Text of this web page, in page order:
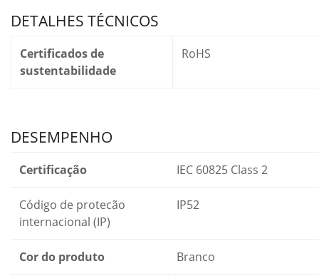
DETALHES TÉCNICOS
Certificados de
sustentabilidade
RoHS
DESEMPENHO
Certificação IEC 60825 Class 2
Código de protecão
internacional (IP)
IP52
Cor do produto Branco